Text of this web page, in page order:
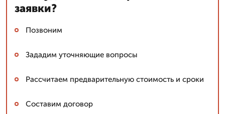
заявки?
Позвоним
Зададим уточняющие вопросы
Рассчитаем предварительную стоимость и сроки
Составим договор